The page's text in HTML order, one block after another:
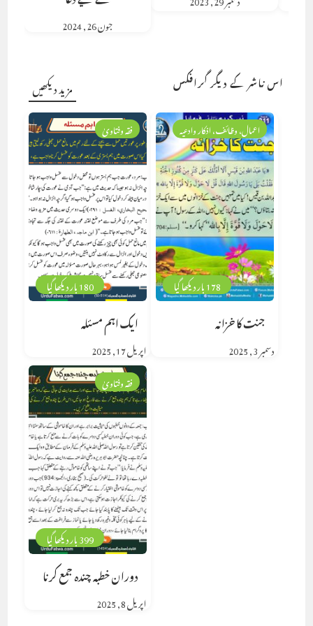
جون 26, 2024
اس ناشر کے دیگر گرافکس مزید دیکھیں
180 بار دیکھا گیا
فقہ وفتاویٰ
ایک اہم مسئلہ
اپریل 17, 2025
178 بار دیکھا گیا
اعمال، وظائف، اذکار وادعیہ
جنت کا خزانہ
دسمبر 3, 2025
399 بار دیکھا گیا
فقہ وفتاویٰ
دوران خطبہ چندہ جمع کرنا
اپریل 8, 2025